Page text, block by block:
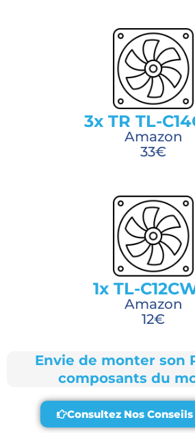
3x TR TL-
Amazon
33€
1x TL-
Amazon
12€
Envie de monter son
composants du
Consultez Nos